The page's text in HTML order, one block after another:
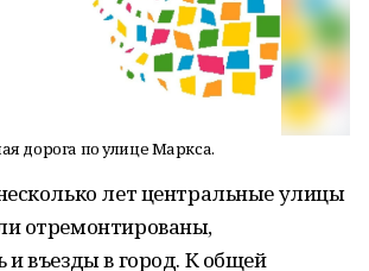
дорога по улице Маркса.
лет центральные улицы
отремонтированы,
и въезды в город. К общей